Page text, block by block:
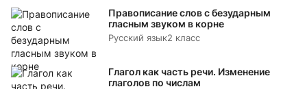
Правописание слов с безударным
гласным звуком в корне
Русский язык2 класс
Глагол как часть речи. Изменение
глаголов по числам